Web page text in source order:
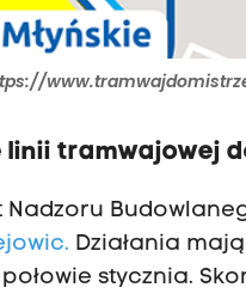
linii tramwajowej
Działania
stycznia.